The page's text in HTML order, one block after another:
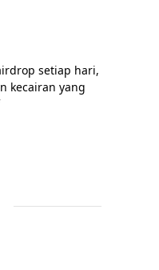
setiap hari,
kecairan yang